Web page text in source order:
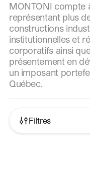
MONTONI compte
représentant plus
constructions
institutionnelles et
corporatifs ainsi
présentement en
un imposant
Québec.
Filtres